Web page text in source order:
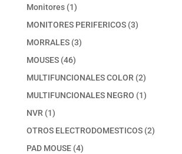
Monitores 11
producto
MONITORES PERIFERICOS 33
MORRALES 33
MOUSES 4646
productos
MULTIFUNCIONALES COLOR 22
productos
MULTIFUNCIONALES NEGRO 11
NVR 11
producto
OTROS ELECTRODOMESTICOS 22
PAD MOUSE 44